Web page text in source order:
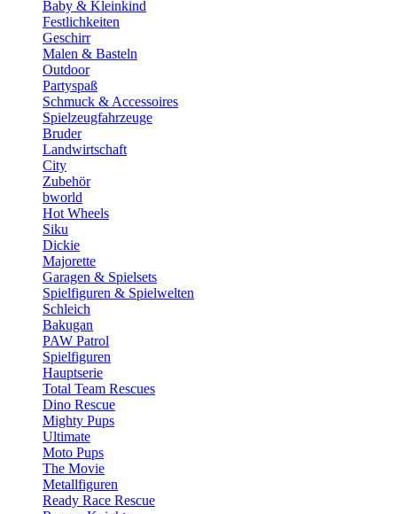
Baby & Kleinkind
Festlichkeiten
Geschirr
Malen & Basteln
Outdoor
Partyspaß
Schmuck & Accessoires
Spielzeugfahrzeuge
Bruder
Landwirtschaft
City
Zubehör
bworld
Hot Wheels
Siku
Dickie
Majorette
Garagen & Spielsets
Spielfiguren & Spielwelten
Schleich
Bakugan
PAW Patrol
Spielfiguren
Hauptserie
Total Team Rescues
Dino Rescue
Mighty Pups
Ultimate
Moto Pups
The Movie
Metallfiguren
Ready Race Rescue